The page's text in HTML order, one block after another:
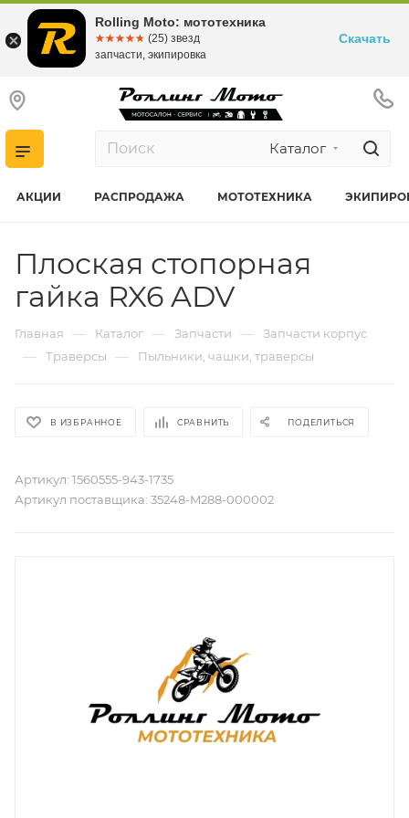
Каталог
АКЦИИ РАСПРОДАЖА МОТОТЕХНИКА
Плоская стопорная
гайка RX6 ADV
Главная — Каталог — Запчасти — Запчасти корпус
— Траверсы — Пыльники, чашки, траверсы
В ИЗБРАННОЕ СРАВНИТЬ ПОДЕЛИТЬСЯ
Артикул: 1560555-943-1735
Артикул поставщика: 35248-M288-000002
Rolling Moto: мототехника
☆☆☆☆☆
★★★★★ (25) звезд
запчасти, экипировка
Скачать